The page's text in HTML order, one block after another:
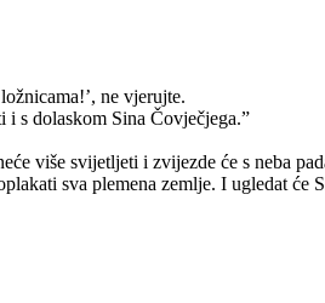
ne vjerujte.
i s dolaskom Sina Čovječjega.”
više svijetljeti i zvijezde će s neba
sva plemena zemlje. I ugledat